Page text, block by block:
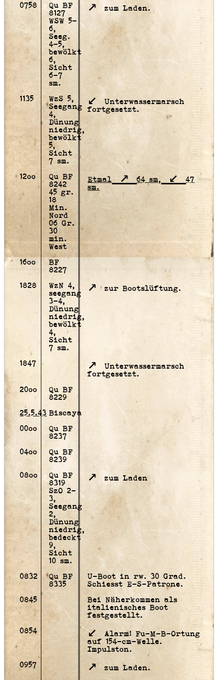
0758
Qu BF
8127
WSW 5-
6,
Seeg.
4-5,
bewölkt
6,
Sicht
6-7
sm.
zum Laden.
1135
WzS 5,
Seegang
4,
Dünung
niedrig,
bewölkt
5,
Sicht
7 sm.
Unterwassermarsch
fortgesetzt.
12oo
Qu BF
8242
45 gr.
18
Min.
Nord
06 Gr.
30
min.
West
Etmal 64 sm,
47
sm.
16oo
BF
8227
1828
WzN 4,
seegang
3-4,
Dünung
niedrig,
bewölkt
4,
Sicht
7 sm.
zur Bootslüftung.
1847
Unterwassermarsch
fortgesetzt.
20oo
Qu BF
8229
25.5.43 Biscaya
00oo
Qu BF
8237
04oo
Qu BF
8239
08oo
Qu BF
8319
SzO 2-
3,
Seegang
2,
Dünung
niedrig,
bedeckt
9,
Sicht
10 sm.
zum Laden
0832
Qu BF
8335
U-Boot in rw. 30 Grad.
Schiesst E-S-Patrone.
0845
Bei Näherkommen als
italienisches Boot
festgestellt.
0854
Alarm! Fu-M-B-Ortung
auf 154-cm-Welle.
Impulston.
0957
zum Laden.